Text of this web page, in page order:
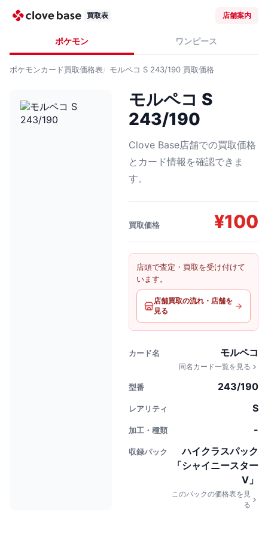
買取表 店舗案内
ポケモン ワンピース
ポケモンカード買取価格表 モルペコ S 243/190 買取価格
モルペコ S
243/190
Clove Base店舗での買取価格
とカード情報を確認できま
す。
買取価格 ¥100
店頭で査定・買取を受け付けて
います。
店舗買取の流れ・店舗を
見る
カード名 モルペコ
同名カード一覧を見る
型番 243/190
レアリティ S
加工・種類 -
収録パック
ハイクラスパック
「シャイニースター
V」
このパックの価格表を見
る